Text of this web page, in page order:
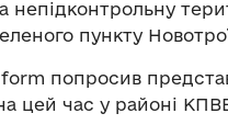
непідконтрольну
пункту
попросив
цей час у районі